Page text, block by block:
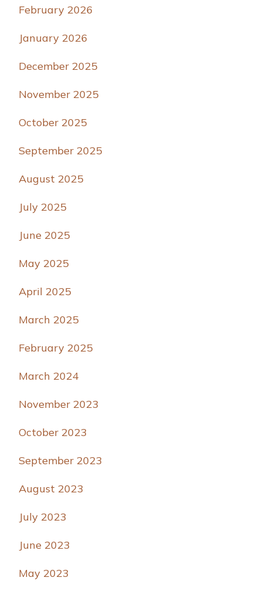
February 2026
January 2026
December 2025
November 2025
October 2025
September 2025
August 2025
July 2025
June 2025
May 2025
April 2025
March 2025
February 2025
March 2024
November 2023
October 2023
September 2023
August 2023
July 2023
June 2023
May 2023